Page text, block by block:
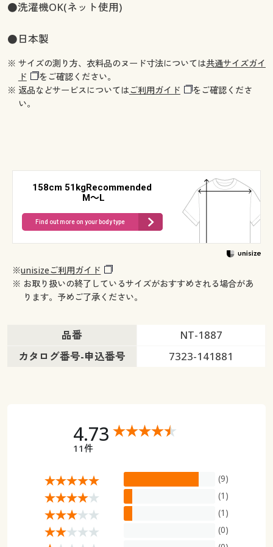
●洗濯機OK(ネット使用)
●日本製
※ サイズの測り方、衣料品のヌード寸法については共通サイズガイ
ド
をご確認ください。
※ 返品などサービスについてはご利用ガイド
をご確認くださ
い。
158cm 51kgRecommended
M～L
Find out more on your body type
※unisizeご利用ガイド
※ お取り扱いの終了しているサイズがおすすめされる場合があ
ります。予めご了承ください。
品番
NT-1887
カタログ番号-申込番号
7323-141881
4.73
11件
(9)
(1)
(1)
(0)